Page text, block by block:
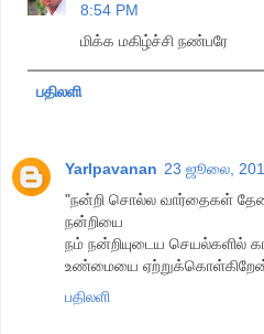
8:54 PM
மிக்க மகிழ்ச்சி நண்பரே
பதிலளி
Yarlpavanan 23 ஜூலை,
"நன்றி சொல்ல வார்தைகள்
நன்றியை
நம் நன்றியுடைய செயல்களில்
உண்மையை
பதிலளி